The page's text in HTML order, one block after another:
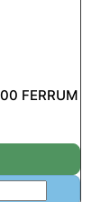
FERRUM